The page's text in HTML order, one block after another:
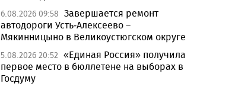
6.08.2026 09:58 Завершается ремонт
автодороги Усть-Алексеево –
Мякинницыно в Великоустюгском округе
5.08.2026 20:52 «Единая Россия» получила
первое место в бюллетене на выборах в
Госдуму